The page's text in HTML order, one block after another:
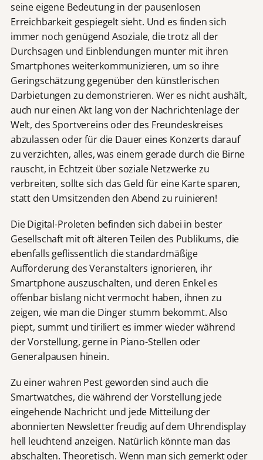
seine eigene Bedeutung in der pausenlosen
Erreichbarkeit gespiegelt sieht. Und es finden sich
immer noch genügend Asoziale, die trotz all der
Durchsagen und Einblendungen munter mit ihren
Smartphones weiterkommunizieren, um so ihre
Geringschätzung gegenüber den künstlerischen
Darbietungen zu demonstrieren. Wer es nicht aushält,
auch nur einen Akt lang von der Nachrichtenlage der
Welt, des Sportvereins oder des Freundeskreises
abzulassen oder für die Dauer eines Konzerts darauf
zu verzichten, alles, was einem gerade durch die Birne
rauscht, in Echtzeit über soziale Netzwerke zu
verbreiten, sollte sich das Geld für eine Karte sparen,
statt den Umsitzenden den Abend zu ruinieren!
Die Digital-Proleten befinden sich dabei in bester
Gesellschaft mit oft älteren Teilen des Publikums, die
ebenfalls geflissentlich die standardmäßige
Aufforderung des Veranstalters ignorieren, ihr
Smartphone auszuschalten, und deren Enkel es
offenbar bislang nicht vermocht haben, ihnen zu
zeigen, wie man die Dinger stumm bekommt. Also
piept, summt und tiriliert es immer wieder während
der Vorstellung, gerne in Piano-Stellen oder
Generalpausen hinein.
Zu einer wahren Pest geworden sind auch die
Smartwatches, die während der Vorstellung jede
eingehende Nachricht und jede Mitteilung der
abonnierten Newsletter freudig auf dem Uhrendisplay
hell leuchtend anzeigen. Natürlich könnte man das
abschalten. Theoretisch. Wenn man sich gemerkt oder